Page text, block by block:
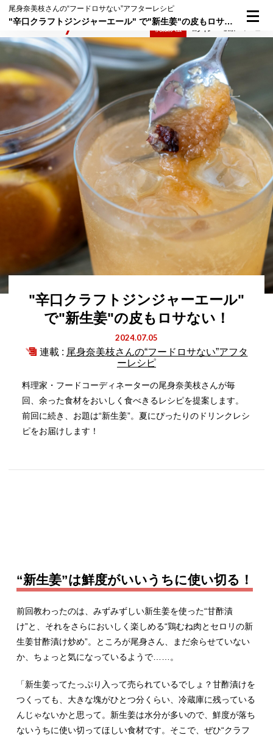
尾身奈美枝さんの“フードロサない”アフターレシピ
"辛口クラフトジンジャーエール" で"新生姜"の皮もロサない！
"辛口クラフトジンジャーエール"
で"新生姜"の皮もロサない！
2024.07.05
連載 : 尾身奈美枝さんの“フードロサない”アフタ
ーレシピ
料理家・フードコーディネーターの尾身奈美枝さんが毎
回、余った食材をおいしく食べきるレシピを提案します。
前回に続き、お題は“新生姜”。夏にぴったりのドリンクレシ
ピをお届けします！
“新生姜”は鮮度がいいうちに使い切る！
前回教わったのは、みずみずしい新生姜を使った“甘酢漬
け”と、それをさらにおいしく楽しめる“鶏むね肉とセロリの新
生姜甘酢漬け炒め”。ところが尾身さん、まだ余らせていない
か、ちょっと気になっているようで……。
「新生姜ってたっぷり入って売られているでしょ？甘酢漬けを
つくっても、大きな塊がひとつ分くらい、冷蔵庫に残っている
んじゃないかと思って。新生姜は水分が多いので、鮮度が落ち
ないうちに使い切ってほしい食材です。そこで、ぜひ“クラフ